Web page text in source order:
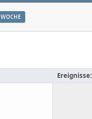
WOCHE
Ereignisse: